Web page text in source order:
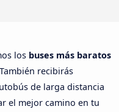
los buses más baratos
recibirás
de larga distancia
el mejor camino en tu